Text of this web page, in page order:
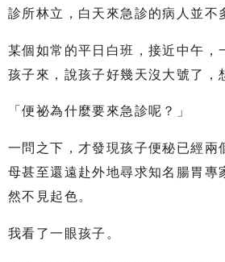
診所林立，白天來急診的病人並不
某個如常的平日白班，接近中午，
孩子來，說孩子好幾天沒大號了，
「便祕為什麼要來急診呢？」
一問之下，才發現孩子便秘已經兩
母甚至還遠赴外地尋求知名腸胃專
然不見起色。
我看了一眼孩子。